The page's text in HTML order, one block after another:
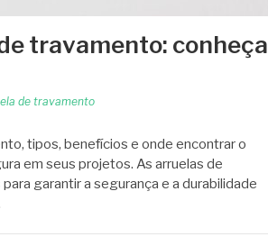
travamento: conheça
de travamento
tipos, benefícios e onde encontrar o
em seus projetos. As arruelas de
garantir a segurança e a durabilidade